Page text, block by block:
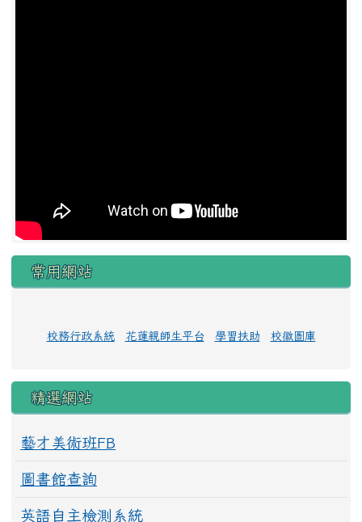
常用網站
校務行政系統 花蓮親師生平台 學習扶助 校徽圖庫
精選網站
藝才美術班FB
圖書館查詢
英語自主檢測系統